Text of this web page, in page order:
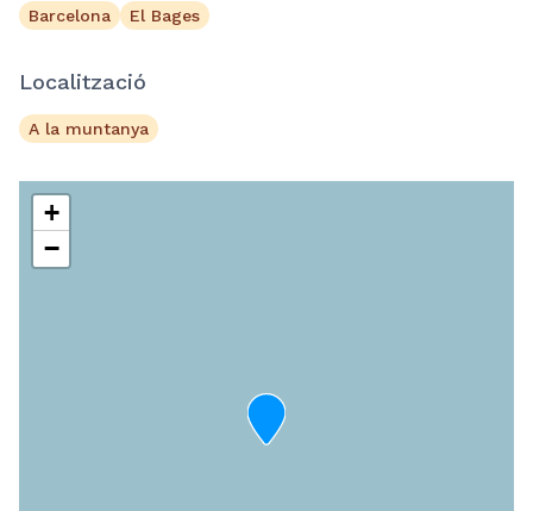
Barcelona El Bages
Localització
A la muntanya
+
−